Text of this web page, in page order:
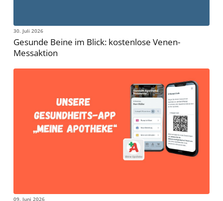
30. Juli 2026
Gesunde Beine im Blick: kostenlose Venen-
Messaktion
09. Juni 2026